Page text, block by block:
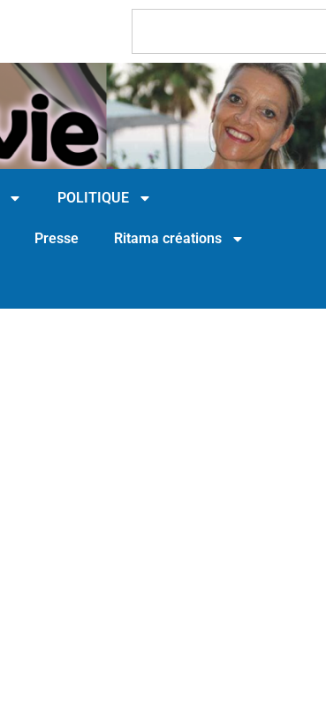
POLITIQUE
Presse Ritama créations